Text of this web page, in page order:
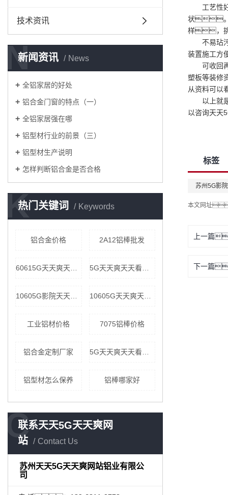
技术资讯
新闻资讯 News
N
全铝家居的好处
铝合金门窗的特点（一）
全铝家居强在哪
铝型材行业的前景（三）
铝型材生产说明
怎样判断铝合金是否合格
热门关键词 Keywords
K
铝合金价格 2A12铝棒批发
5G天天爽天天看加工厂家
工业铝材价格 7075铝棒价格
铝合金定制厂家 5G天天爽天天看生产厂家
铝型材怎么保养 铝棒哪家好
联系天天5G天天爽网
站
Contact Us
C
苏州天天5G天天爽网站铝业有限公
司
工艺性
状。
样，
不易玷污
装置施工
可收回再
塑板等装
从资料可
以上就
以咨询天
标签
苏州5G影
本文网址
上一篇
下一篇